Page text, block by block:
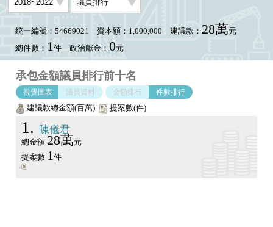
統一編號：54669021 資本額：1,000,000 建議款： 28萬元
總件數： 1件 政治獻金： 0元
承包金額議員排行前十名
視覺圖表 議員資料 金額排行 件數排行
建議款總金額(百萬) 提案數(件)
1 陳儀君
總金額 28萬元
提案數 1 件